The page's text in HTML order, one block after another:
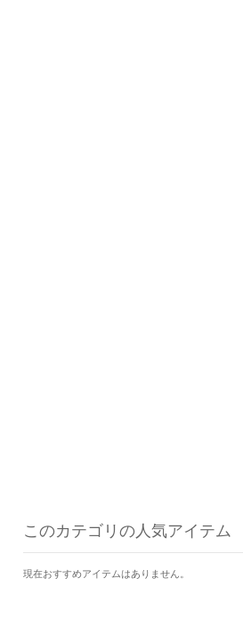
このカテゴリの人気アイテム
現在おすすめアイテムはありません。